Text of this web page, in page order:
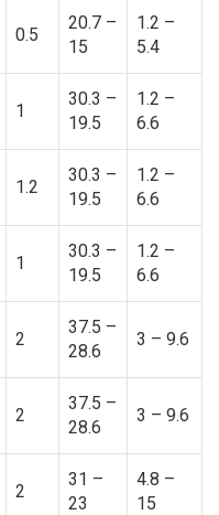
0.5
20.7 –
15
1.2 –
5.4
1
30.3 –
19.5
1.2 –
6.6
1.2
30.3 –
19.5
1.2 –
6.6
1
30.3 –
19.5
1.2 –
6.6
2
37.5 –
28.6
3 – 9.6
2
37.5 –
28.6
3 – 9.6
2
31 –
23
4.8 –
15